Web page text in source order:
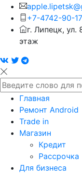
+7-4742-90-
г. Липецк,
этаж
Главная
Ремонт Android
Trade in
Магазин
Кредит
Рассрочка
Для бизнеса